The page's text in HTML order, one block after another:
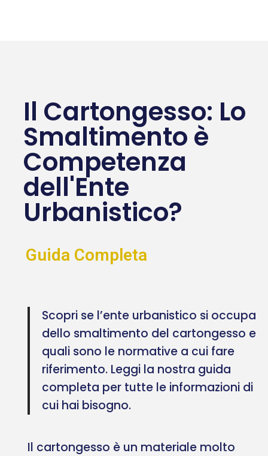
Il Cartongesso: Lo
Smaltimento è
Competenza
dell'Ente
Urbanistico?
Guida Completa
Scopri se l’ente urbanistico si occupa
dello smaltimento del cartongesso e
quali sono le normative a cui fare
riferimento. Leggi la nostra guida
completa per tutte le informazioni di
cui hai bisogno.
Il cartongesso è un materiale molto